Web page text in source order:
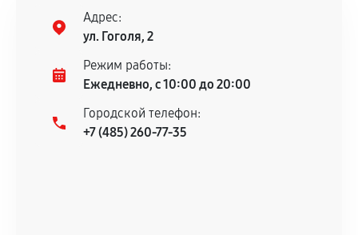
Адрес:
ул. Гоголя, 2
Режим работы:
Ежедневно, с 10:00 до 20:00
Городской телефон:
+7 (485) 260-77-35